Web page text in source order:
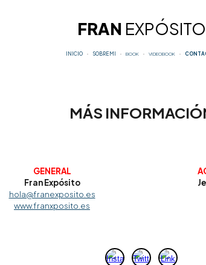
Skip to main contentFRAN EXPÓSITO
INICIO ∙ SOBRE MI ∙ BOOK ∙ VIDEOBOOK ∙
MÁS
GENERAL
Fran Expósito
hola@franexposito.es
www.franxposito.es